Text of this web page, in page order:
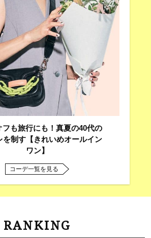
フも旅行にも！真夏の40代の
を制す【きれいめオールイン
ワン】
コーデ一覧を見る
RANKING